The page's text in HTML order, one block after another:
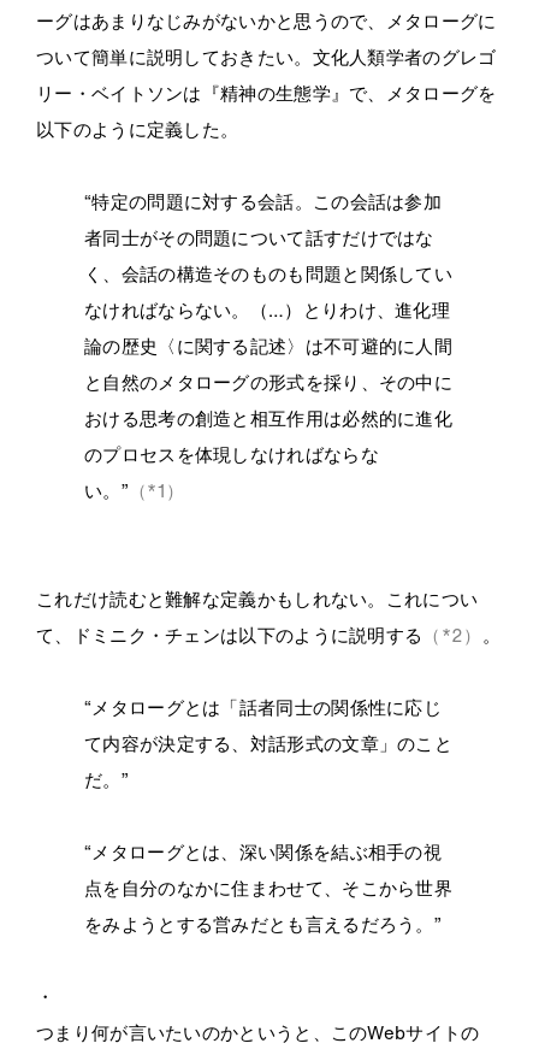
ーグはあまりなじみがないかと思うので、メタローグに
ついて簡単に説明しておきたい。文化人類学者のグレゴ
リー・ベイトソンは『精神の生態学』で、メタローグを
以下のように定義した。
“特定の問題に対する会話。この会話は参加
者同士がその問題について話すだけではな
く、会話の構造そのものも問題と関係してい
なければならない。（…）とりわけ、進化理
論の歴史〈に関する記述〉は不可避的に人間
と自然のメタローグの形式を採り、その中に
おける思考の創造と相互作用は必然的に進化
のプロセスを体現しなければならな
い。” （*1）
これだけ読むと難解な定義かもしれない。これについ
て、ドミニク・チェンは以下のように説明する （*2） 。
“メタローグとは「話者同士の関係性に応じ
て内容が決定する、対話形式の文章」のこと
だ。”
“メタローグとは、深い関係を結ぶ相手の視
点を自分のなかに住まわせて、そこから世界
をみようとする営みだとも言えるだろう。”
・
つまり何が言いたいのかというと、このWebサイトの